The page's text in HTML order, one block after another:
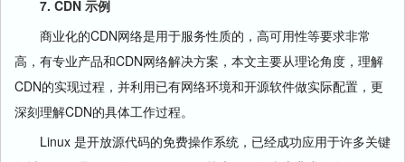
7. CDN 示例
商业化的CDN网络是用于服务性质的，高可用性等要求非常
高，有专业产品和CDN网络解决方案，本文主要从理论角度，理解
CDN的实现过程，并利用已有网络环境和开源软件做实际配置，更
深刻理解CDN的具体工作过程。
Linux 是开放源代码的免费操作系统，已经成功应用于许多关键